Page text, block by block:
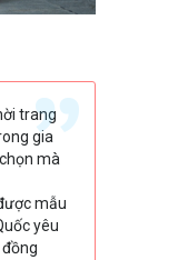
trang
gia
mà
mẫu
yêu
đồng